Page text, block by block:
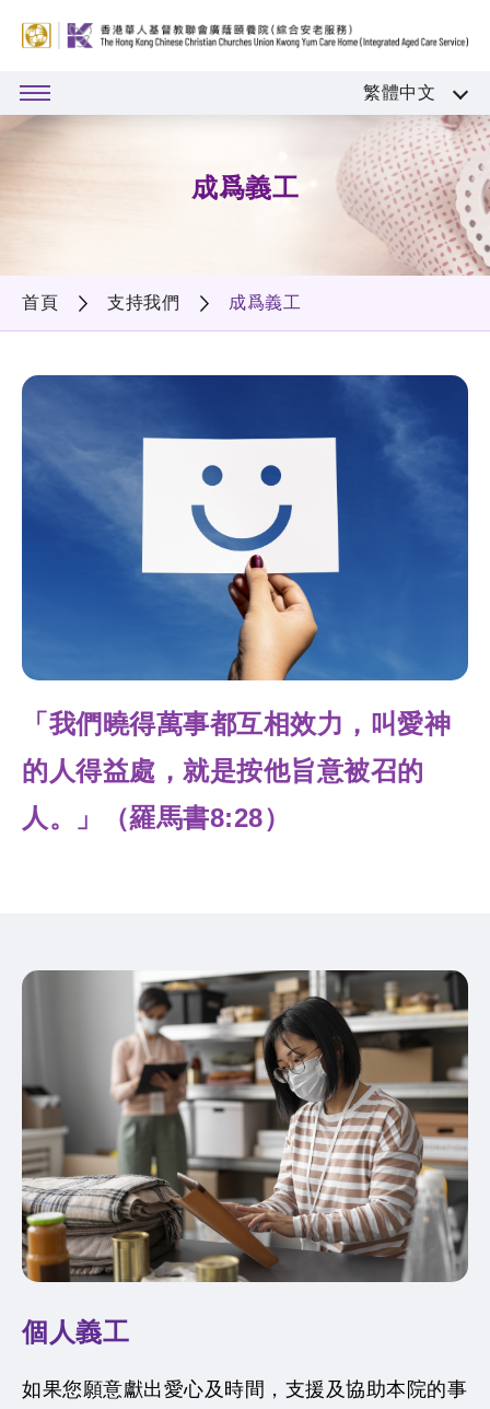
繁體中文
成爲義工
首頁 支持我們 成爲義工
「我們曉得萬事都互相效力，叫愛神
的人得益處，就是按他旨意被召的
人。」（羅馬書8:28）
個人義工
如果您願意獻出愛心及時間，支援及協助本院的事